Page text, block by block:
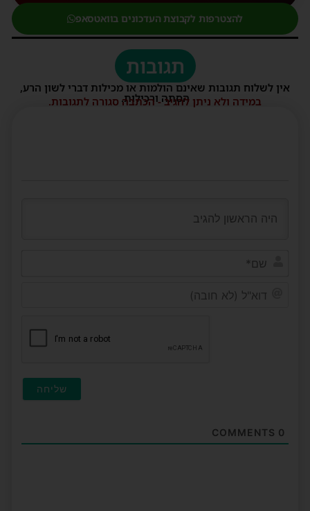
להצטרפות לקבוצת העדכונים בוואטסאפ
תגובות
אין לשלוח תגובות שאינם הולמות או מכילות דברי לשון הרע,
הסתה ורכילות.
במידה ולא ניתן להגיב - הכתבה סגורה לתגובות.
0